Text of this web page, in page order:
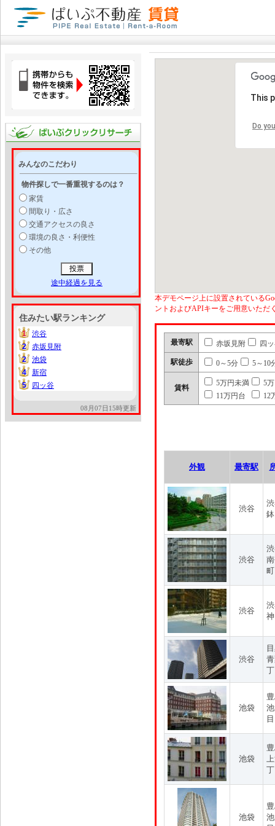
みんなのこだわり
物件探しで一番重視するのは？
家賃
間取り・広さ
交通アクセスの良さ
環境の良さ・利便性
その他
途中経過を見る
住みたい駅ランキング
1
1
渋谷
2
2
赤坂見附
2
2
池袋
4
4
新宿
5
5 四ッ谷
08月07日15時更新
This
Do
本デモページ上に設置されている
ントおよびAPIキーをご用意いただ
最寄駅 赤坂見附 四
駅徒歩 0～5分 5～10
賃料
5万円未満
5
11万円台
12
外観 最寄駅
渋谷
渋谷
渋谷
渋谷
池袋
池袋
池袋